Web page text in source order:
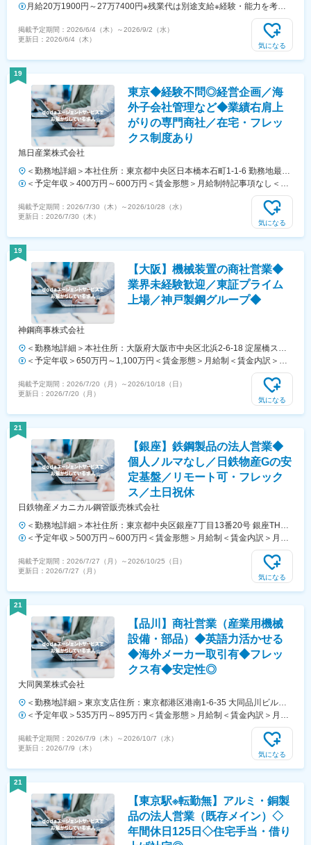
区日本橋茅場町二丁目17番9号 ＜アクセス＞東京メトロ 東西線・日比
谷線「茅場町駅」から3番出口を出て徒歩3分 ※受動喫煙防止対策：あり
（敷地内全面禁煙）
月給20万1900円～27万7400円※残業代は別途支給※経験・能力を考慮
掲載予定期間： 2026/6/4（木） ～2026/9/2（水）
更新日： 2026/6/4（木）
気になる
19
東京◆経験不問◎経営企画／海
外子会社管理など◆業績右肩上
がりの専門商社／在宅・フレッ
クス制度あり
旭日産業株式会社
＜勤務地詳細＞本社住所：東京都中央区日本橋本石町1-1-6 勤務地最寄
駅：JR線／東京駅受動喫煙対策：屋内全面禁煙変更の範囲：会社の定
＜予定年収＞400万円～600万円＜賃金形態＞月給制特記事項なし＜賃
金内訳＞月額（基本給）：238,000円～358,000円＜月給＞238,000円
～358,000円＜昇給有無＞有＜残業手当＞有＜給与補足＞※上記年収は
想定であり、選考を通じて決定いたします。■昇給：年1回■賞与：年2
掲載予定期間： 2026/7/30（木） ～2026/10/28（水）
更新日： 2026/7/30（木）
気になる
19
【大阪】機械装置の商社営業◆
業界未経験歓迎／東証プライム
上場／神戸製鋼グループ◆
神鋼商事株式会社
＜勤務地詳細＞本社住所：大阪府大阪市中央区北浜2-6-18 淀屋橋スク
エア受動喫煙対策：敷地内喫煙可能場所あり変更の範囲：会社の定める
＜予定年収＞650万円～1,100万円＜賃金形態＞月給制＜賃金内訳＞月
額（基本給）：330,000円～600,000円＜月給＞330,000円～600,000円
＜昇給有無＞有＜残業手当＞有＜給与補足＞■昇給：年1回（4月）■賞
与：年2回（6月、12月）賃金はあくまでも目安の金額であり、選考を
掲載予定期間： 2026/7/20（月） ～2026/10/18（日）
更新日： 2026/7/20（月）
気になる
21
【銀座】鉄鋼製品の法人営業◆
個人ノルマなし／日鉄物産Gの安
定基盤／リモート可・フレック
ス／土日祝休
日鉄物産メカニカル鋼管販売株式会社
＜勤務地詳細＞本社住所：東京都中央区銀座7丁目13番20号 銀座THビ
ル7階受動喫煙対策：屋内全面禁煙変更の範囲：会社の定める事業所
＜予定年収＞500万円～600万円＜賃金形態＞月給制＜賃金内訳＞月額
（基本給）：312,500円～375,000円＜月給＞312,500円～375,000円＜
昇給有無＞有＜残業手当＞有＜給与補足＞※賃金は経験スキルを考慮の
上、決定します。■賞与：年2回（昨年度実績：4～4.5ヶ月／年)■昇
掲載予定期間： 2026/7/27（月） ～2026/10/25（日）
更新日： 2026/7/27（月）
気になる
21
【品川】商社営業（産業用機械
設備・部品）◆英語力活かせる
◆海外メーカー取引有◆フレッ
クス有◆安定性◎
大同興業株式会社
＜勤務地詳細＞東京支店住所：東京都港区港南1-6-35 大同品川ビル勤
務地最寄駅：JR・京急線／品川駅受動喫煙対策：屋内喫煙可能場所あ
＜予定年収＞535万円～895万円＜賃金形態＞月給制＜賃金内訳＞月額
（基本給）：312,500円～503,800円＜月給＞312,500円～503,800円＜
昇給有無＞有＜残業手当＞有＜給与補足＞予定年収はあくまでも目安の
金額であり、選考を通じて上下する可能性があります。■昇給：あり■
月給(月額)は固定手当を含めた表記です。
掲載予定期間： 2026/7/9（木） ～2026/10/7（水）
更新日： 2026/7/9（木）
気になる
21
【東京駅※転勤無】アルミ・銅製
品の法人営業（既存メイン）◇
年間休日125日◇住宅手当・借り